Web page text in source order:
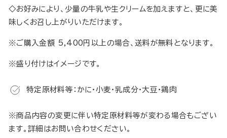
◇お好みにより、少量の牛乳や生クリームを加えますと、更に美
味しくお召し上がりいただけます。
※ご購入金額 5,400円以上の場合、送料が無料となります。
※盛り付けはイメージです。
特定原材料等：かに・小麦・乳成分・大豆・鶏肉
※商品内容の変更に伴い特定原材料等が変わる場合もござい
ます。詳細はお問い合わせください。